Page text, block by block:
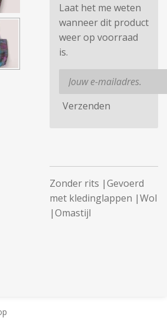
Laat het me weten
wanneer dit product
weer op voorraad
is.
Verzenden
Zonder rits |Gevoerd
met kledinglappen |Wol
|Omastijl